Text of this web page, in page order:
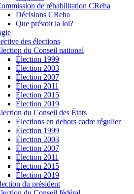
de réhabilitation CReha
Décisions CReha
Que prévoit la loi?
des élections
du Conseil national
Élection 1999
Élection 2003
Élection 2007
Élection 2011
Élection 2015
Élection 2019
du Conseil des États
Élections en dehors cadre régulier
Élection 1999
Élection 2003
Élection 2007
Élection 2011
Élection 2015
Élection 2019
du président